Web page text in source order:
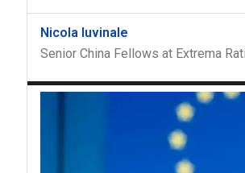
Nicola Iuvinale
Senior China Fellows at Extrema